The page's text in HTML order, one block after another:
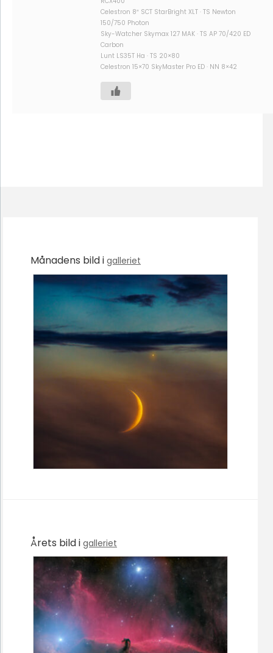
Celestron 8″ SCT StarBright XLT · TS Newton
150/750 Photon
Sky-Watcher Skymax 127 MAK · TS AP 70/420 ED
Carbon
Lunt LS35T Ha · TS 20×80
Celestron 15×70 SkyMaster Pro ED · NN 8×42
Månadens bild i galleriet
Årets bild i galleriet